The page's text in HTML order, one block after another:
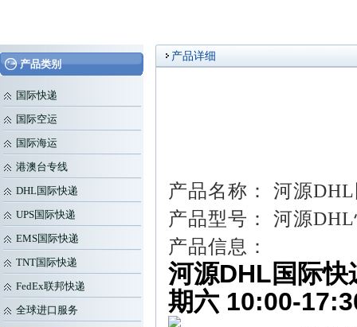
产品类别
国际快递
国际空运
国际海运
港澳台专线
DHL国际快递
UPS国际快递
EMS国际快递
TNT国际快递
FedEx联邦快递
全球进口服务
产品详细
产品名称： 河源
产品型号： 河源
产品信息：
河源DHL国际
期六 10:00-